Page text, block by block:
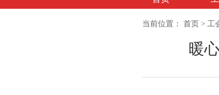
当前位置： 首页 > 工
暖